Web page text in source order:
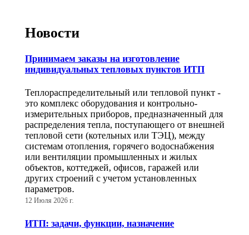
Новости
Принимаем заказы на изготовление
индивидуальных тепловых пунктов ИТП
Теплораспределительный или тепловой пункт -
это комплекс оборудования и контрольно-
измерительных приборов, предназначенный для
распределения тепла, поступающего от внешней
тепловой сети (котельных или ТЭЦ), между
системам отопления, горячего водоснабжения
или вентиляции промышленных и жилых
объектов, коттеджей, офисов, гаражей или
других строений с учетом установленных
параметров.
12 Июля 2026 г.
ИТП: задачи, функции, назначение